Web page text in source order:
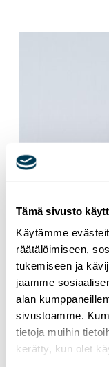
Tämä sivusto
Käytämme
räätälöimiseen,
tukemiseen ja
jaamme
alan
sivustoamme.
tietoja muihin
kerätty, kun olet
24.1.2026
MEP Aura